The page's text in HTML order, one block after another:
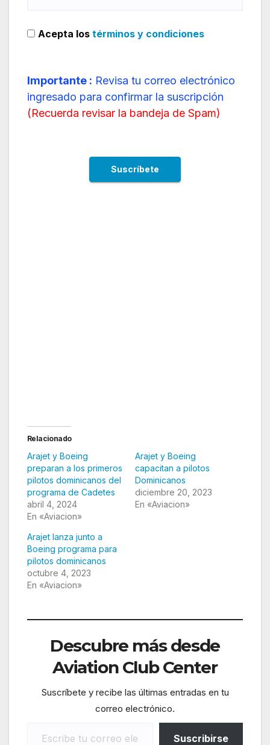
Acepta los términos y condiciones
Importante : Revisa tu correo electrónico
ingresado para confirmar la suscripción
(Recuerda revisar la bandeja de Spam)
Relacionado
Arajet y Boeing
preparan a los primeros
pilotos dominicanos del
programa de Cadetes
abril 4, 2024
En «Aviacion»
Arajet y Boeing
capacitan a pilotos
Dominicanos
diciembre 20, 2023
En «Aviacion»
Arajet lanza junto a
Boeing programa para
pilotos dominicanos
octubre 4, 2023
En «Aviacion»
Descubre más desde
Aviation Club Center
Suscríbete y recibe las últimas entradas en tu
correo electrónico.
Suscribirse